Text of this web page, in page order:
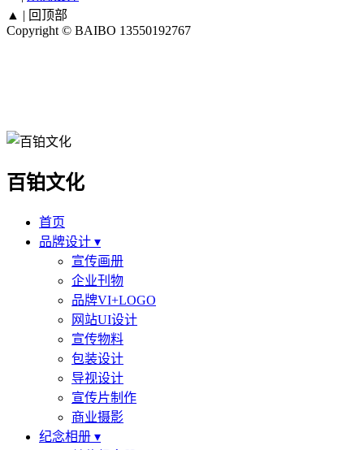
▲ | 回顶部
Copyright © BAIBO 13550192767
百铂文化
首页
品牌设计 ▾
宣传画册
企业刊物
品牌VI+LOGO
网站UI设计
宣传物料
包装设计
导视设计
宣传片制作
商业摄影
纪念相册 ▾